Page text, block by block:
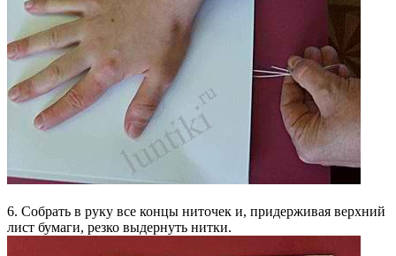
6. Собрать в руку все концы ниточек и, придерживая верхний
лист бумаги, резко выдернуть нитки.